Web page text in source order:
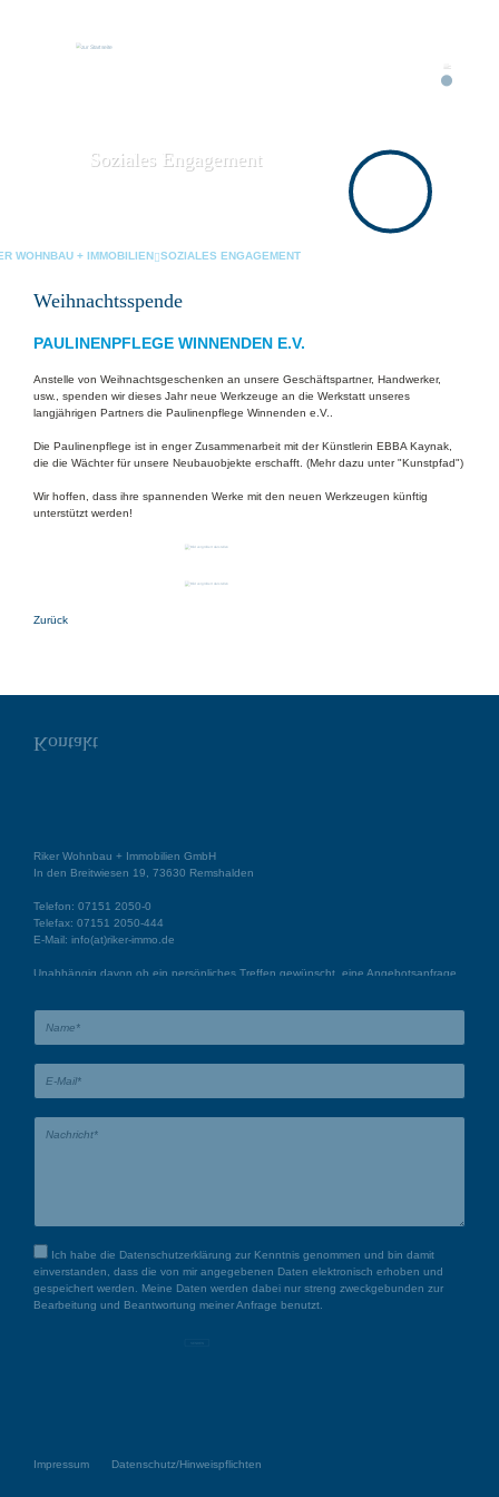
Soziales Engagement
WOHNBAU + IMMOBILIEN SOZIALES ENGAGEMENT
Weihnachtsspende
PAULINENPFLEGE WINNENDEN E.V.
Anstelle von Weihnachtsgeschenken an unsere Geschäftspartner, Handwerker,
usw., spenden wir dieses Jahr neue Werkzeuge an die Werkstatt unseres
langjährigen Partners die Paulinenpflege Winnenden e.V..
Die Paulinenpflege ist in enger Zusammenarbeit mit der Künstlerin EBBA Kaynak,
die die Wächter für unsere Neubauobjekte erschafft. (Mehr dazu unter "Kunstpfad")
Wir hoffen, dass ihre spannenden Werke mit den neuen Werkzeugen künftig
unterstützt werden!
Zurück
Kontakt
Riker Wohnbau + Immobilien GmbH
In den Breitwiesen 19, 73630 Remshalden
Telefon: 07151 2050-0
Telefax: 07151 2050-444
E-Mail: info(at)riker-immo.de
Unabhängig davon ob ein persönliches Treffen gewünscht, eine Angebotsanfrage
Ich habe die Datenschutzerklärung zur Kenntnis genommen und bin damit
einverstanden, dass die von mir angegebenen Daten elektronisch erhoben und
gespeichert werden. Meine Daten werden dabei nur streng zweckgebunden zur
Bearbeitung und Beantwortung meiner Anfrage benutzt.
Impressum Datenschutz/Hinweispflichten